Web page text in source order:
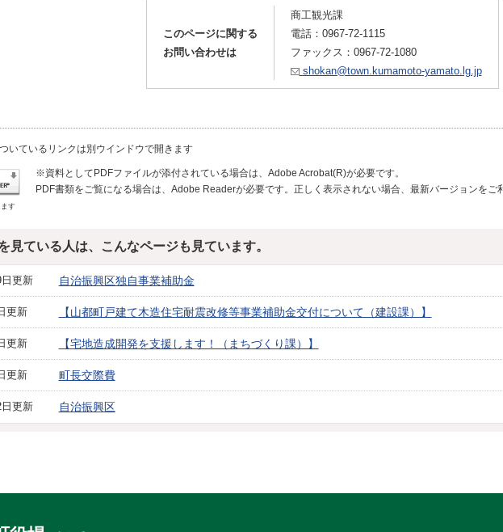
このページに関する
お問い合わせは
商工観光課
電話： 0967-72-1115
ファックス：0967-72-1080
shokan@town.kumamoto-yamato.lg.jp
いているリンクは別ウインドウで開きます
す
※資料としてPDFファイルが添付されている場合は、Adobe Acrobat(R)が必要です。
PDF書類をご覧になる場合は、Adobe Readerが必要です。正しく表示されない場合、最新バージョンをご
見ている人は、こんなページも見ています。
更新 自治振興区独自事業補助金
更新 【山都町戸建て木造住宅耐震改修等事業補助金交付について（建設課）】
更新 【宅地造成開発を支援します！（まちづくり課）】
更新 町長交際費
更新 自治振興区